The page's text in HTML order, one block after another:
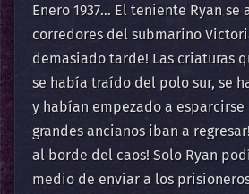
Enero 1937… El teniente Ryan se
corredores del submarino
demasiado tarde! Las criaturas
se había traído del polo sur, se
y habían empezado a esparcirse
grandes ancianos iban a
al borde del caos! Solo Ryan
medio de enviar a los